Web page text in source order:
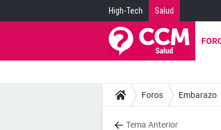
High-Tech Salud
Foros Embarazo
Tema Anterior